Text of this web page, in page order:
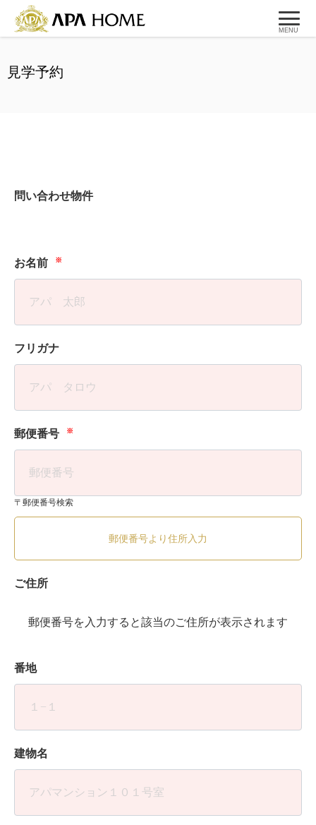
MENU
見学予約
問い合わせ物件
お名前 ※
フリガナ
郵便番号 ※
〒郵便番号検索
郵便番号より住所入力
ご住所
郵便番号を入力すると該当のご住所が表示されます
番地
建物名